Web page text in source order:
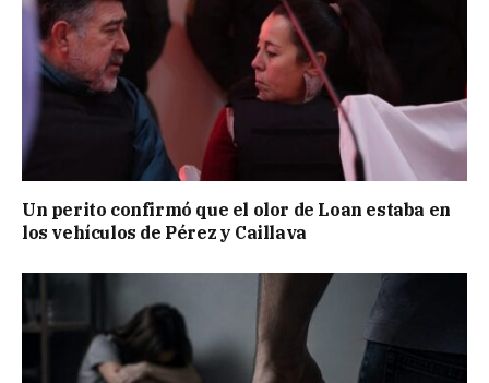
Un perito confirmó que el olor de Loan estaba en
los vehículos de Pérez y Caillava